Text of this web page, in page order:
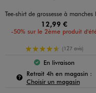
Tee-shirt de grossesse à manches longues
12,99 €
-50% sur le 2ème produit
4.5/5 de moyenne
(127 avis)
Le produit est
En livraison
Retrait 4h en magasin :
Choisir un magasin